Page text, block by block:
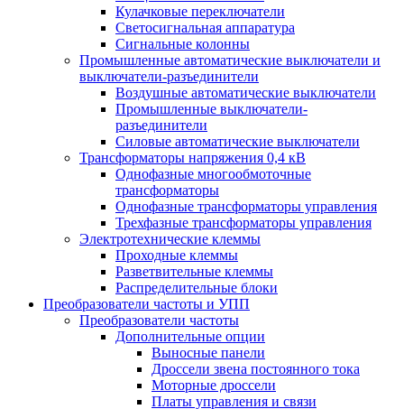
Кулачковые переключатели
Светосигнальная аппаратура
Сигнальные колонны
Промышленные автоматические выключатели и
выключатели-разъединители
Воздушные автоматические выключатели
Промышленные выключатели-
разъединители
Силовые автоматические выключатели
Трансформаторы напряжения 0,4 кВ
Однофазные многообмоточные
трансформаторы
Однофазные трансформаторы управления
Трехфазные трансформаторы управления
Электротехнические клеммы
Проходные клеммы
Разветвительные клеммы
Распределительные блоки
Преобразователи частоты и УПП
Преобразователи частоты
Дополнительные опции
Выносные панели
Дроссели звена постоянного тока
Моторные дроссели
Платы управления и связи